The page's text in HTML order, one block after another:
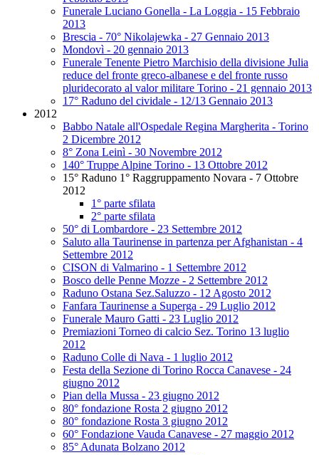
Funerale Luciano Gonella - La Loggia - 15 Febbraio
2013
Brescia - 70° Nikolajewka - 27 Gennaio 2013
Mondovì - 20 gennaio 2013
Funerale Tenente Pietro Marchisio della divisione Julia
reduce del fronte greco-albanese e del fronte russo
pluridecorato al valor militare Torino - 21 gennaio 2013
17° Raduno del cividale - 12/13 Gennaio 2013
2012
Babbo Natale all'Ospedale Regina Margherita - Torino
2 Dicembre 2012
8° Zona Leinì - 30 Novembre 2012
140° Truppe Alpine Torino - 13 Ottobre 2012
15° Raduno 1° Raggruppamento Novara - 7 Ottobre
2012
1° parte sfilata
2° parte sfilata
50° di Lombardore - 23 Settembre 2012
Saluto alla Taurinense in partenza per Afghanistan - 4
Settembre 2012
CISON di Valmarino - 1 Settembre 2012
Bosco delle Penne Mozze - 2 Settembre 2012
Raduno Ostana Sez.Saluzzo - 12 Agosto 2012
Fanfara Taurinense a Superga - 29 Luglio 2012
Funerale Mauro Gatti - 23 Luglio 2012
Premiazioni Torneo di calcio Sez. Torino 13 luglio
2012
Raduno Colle di Nava - 1 luglio 2012
Festa della Sezione di Torino Rocca Canavese - 24
giugno 2012
Pian della Mussa - 23 giugno 2012
80° fondazione Rosta 2 giugno 2012
80° fondazione Rosta 3 giugno 2012
60° Fondazione Vauda Canavese - 27 maggio 2012
85° Adunata Bolzano 2012